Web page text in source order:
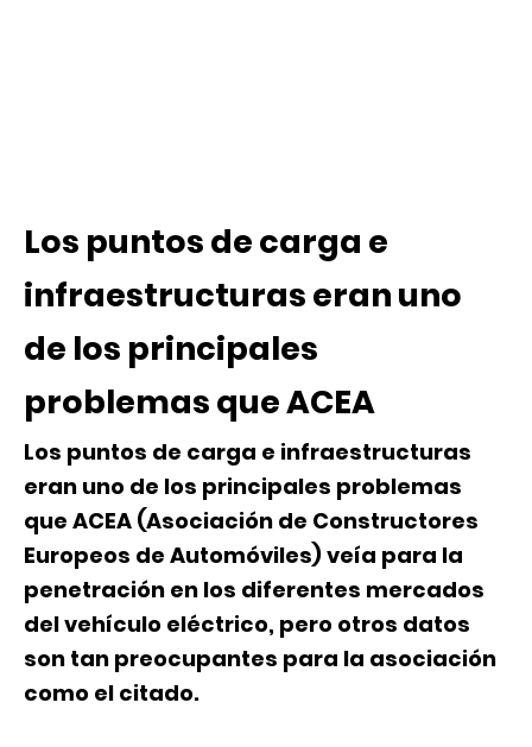
Los puntos de carga e
infraestructuras eran uno
de los principales
problemas que ACEA
Los puntos de carga e infraestructuras
eran uno de los principales problemas
que ACEA (Asociación de Constructores
Europeos de Automóviles) veía para la
penetración en los diferentes mercados
del vehículo eléctrico, pero otros datos
son tan preocupantes para la asociación
como el citado.